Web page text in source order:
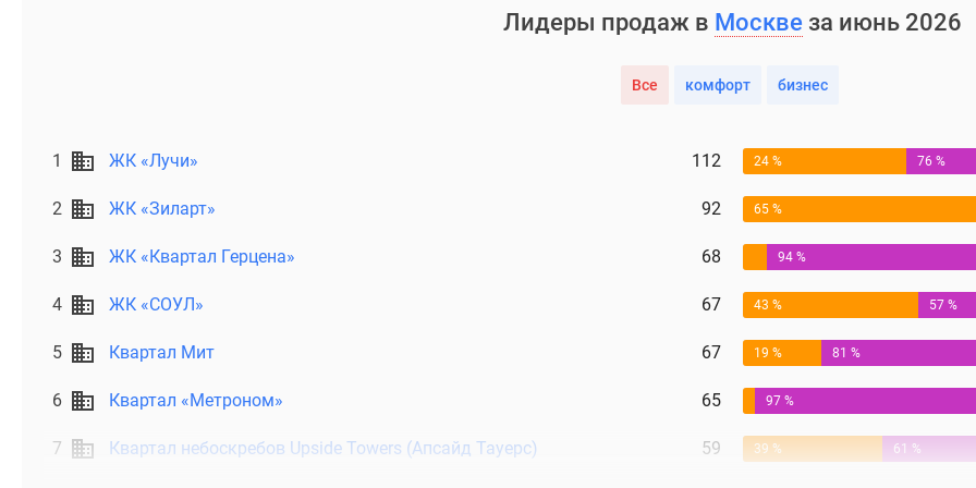
Лидеры продаж в Москве за июнь 2026
Все комфорт бизнес
1 ЖК «Лучи» 112 24 % 76 %
2 ЖК «Зиларт» 92 65 %
3 ЖК «Квартал Герцена» 68 94 %
4 ЖК «СОУЛ» 67 43 % 57 %
5 Квартал Мит 67 19 % 81 %
6 Квартал «Метроном» 65 97 %
7 Квартал небоскребов Upside Towers (Апсайд Тауерс) 59 39 % 61 %